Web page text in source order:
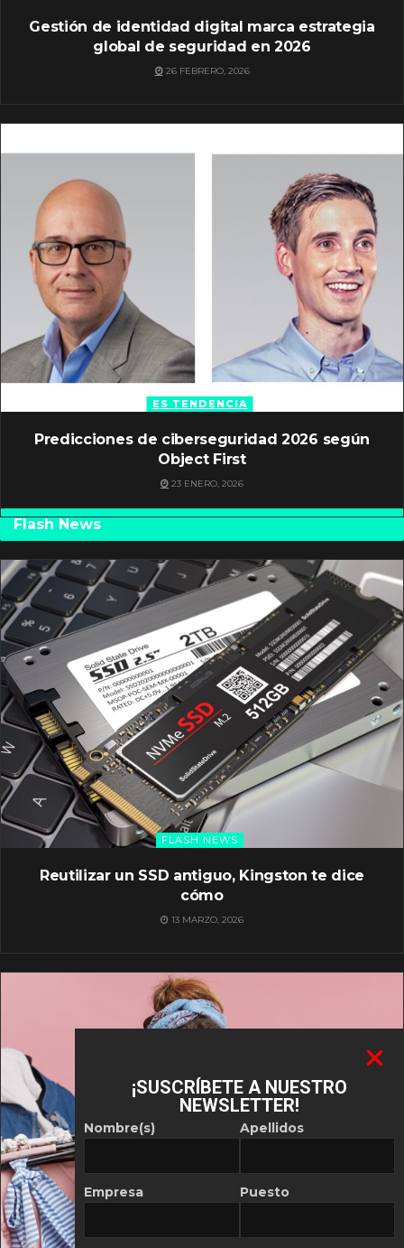
Gestión de identidad digital marca estrategia
global de seguridad en 2026
26 FEBRERO, 2026
ES TENDENCIA
Predicciones de ciberseguridad 2026 según
Object First
23 ENERO, 2026
Flash News
FLASH NEWS
Reutilizar un SSD antiguo, Kingston te dice
cómo
13 MARZO, 2026
¡SUSCRÍBETE A NUESTRO
NEWSLETTER!
Nombre(s)
Empresa
Apellidos
Puesto